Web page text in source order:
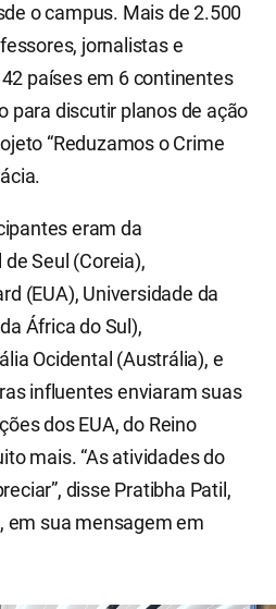
o campus. Mais de 2.500
jornalistas e
países em 6 continentes
para discutir planos de ação
“Reduzamos o Crime
eram da
Seul (Coreia),
(EUA), Universidade da
África do Sul),
Ocidental (Austrália), e
influentes enviaram suas
dos EUA, do Reino
mais. “As atividades do
disse Pratibha Patil,
em sua mensagem em